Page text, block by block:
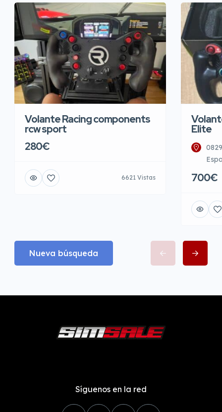
Volante Racing components
rcw sport
280€
6621 Vistas
Elite
700€
Nueva búsqueda
Síguenos en la red